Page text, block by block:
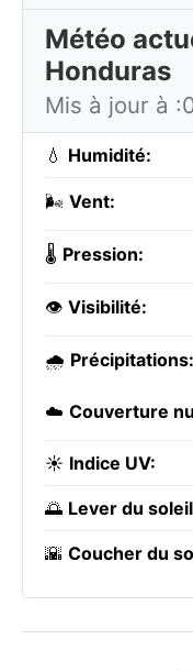
Météo
Honduras
Mis à jour à
💧 Humidité:
🌬️ Vent:
🌡️ Pression:
👁️ Visibilité:
🌧️ Précipitations:
☁️ Couverture
☀️ Indice UV:
🌅 Lever du
🌇 Coucher du